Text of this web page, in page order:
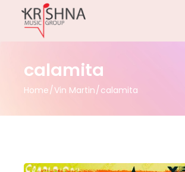
calamita
Home Vin Martin calamita